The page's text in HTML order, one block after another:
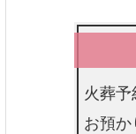
火葬
お預